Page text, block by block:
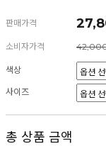
판매가격
소비자가격
색상
사이즈
총 상품 금액